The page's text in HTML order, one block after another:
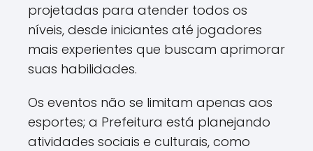
projetadas para atender todos os
níveis, desde iniciantes até jogadores
mais experientes que buscam aprimorar
suas habilidades.
Os eventos não se limitam apenas aos
esportes; a Prefeitura está planejando
atividades sociais e culturais, como